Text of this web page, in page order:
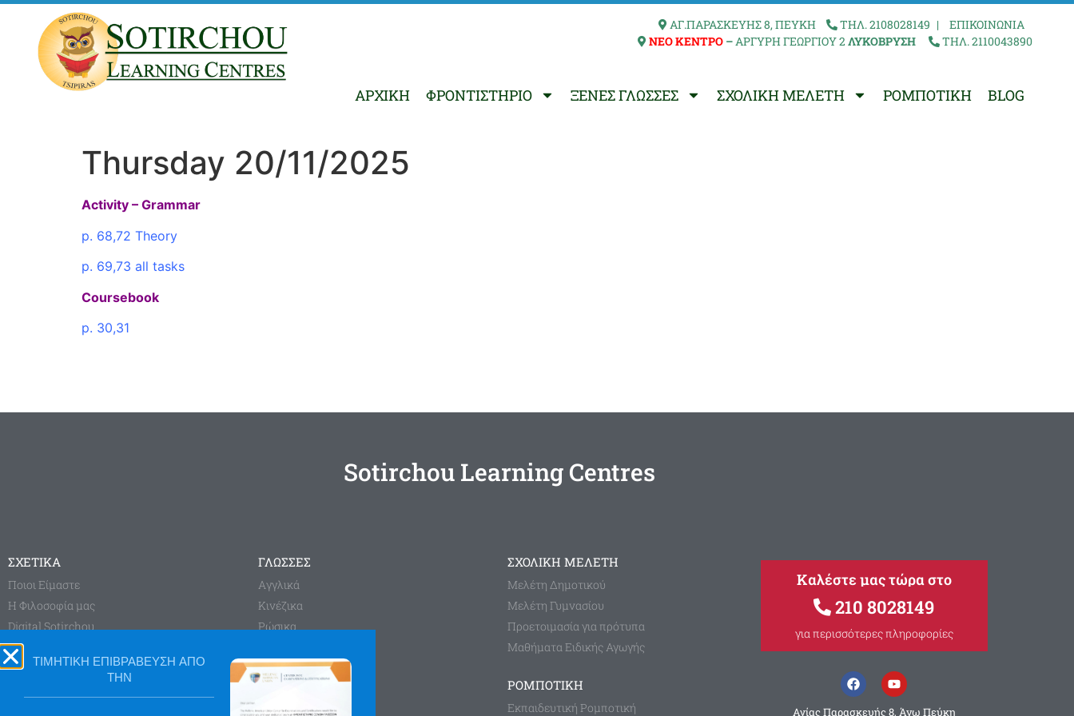
ΑΓ.ΠΑΡΑΣΚΕΥΗΣ 8, ΠΕΥΚΗ ΤΗΛ. 2108028149 |
ΕΠΙΚΟΙΝΩΝΙΑ
ΝΕΟ ΚΕΝΤΡΟ –ΑΡΓΥΡΗ ΓΕΩΡΓΙΟΥ 2 ΛΥΚΟΒΡΥΣΗ ΤΗΛ. 2110043890
ΑΡΧΙΚΗ ΦΡΟΝΤΙΣΤΗΡΙΟ ΞΕΝΕΣ ΓΛΩΣΣΕΣ ΣΧΟΛΙΚΗ ΜΕΛΕΤΗ ΡΟΜΠΟΤΙΚΗ BLOG
Thursday 20/11/2025
Activity – Grammar
p. 68,72 Theory
p. 69,73 all tasks
Coursebook
p. 30,31
Sotirchou Learning Centres
ΣΧΕΤΙΚΑ
Ποιοι Είμαστε
Η Φιλοσοφία μας
Digital Sotirchou
Sotirchou Learning System
Blog
ΓΛΩΣΣΕΣ
Aγγλικά
Κινέζικα
Ρώσικα
Γερμανικά
Ιταλικά
ΣΧΟΛΙΚΗ ΜΕΛΕΤΗ
Μελέτη Δημοτικού
Μελέτη Γυμνασίου
Προετοιμασία για πρότυπα
Μαθήματα Ειδικής Αγωγής
ΡΟΜΠΟΤΙΚΗ
Εκπαιδευτική Ρομποτική
Καλέστε μας τώρα στο
210 8028149
για περισσότερες πληροφορίες
Αγίας Παρασκευής 8, Άνω Πεύκη
ΤΙΜΗΤΙΚΗ ΕΠΙΒΡΑΒΕΥΣΗ ΑΠΟ
ΤΗΝ